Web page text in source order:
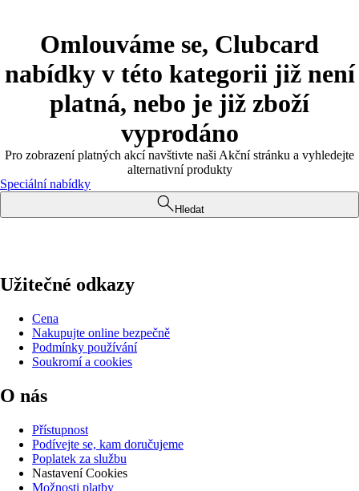
Omlouváme se, Clubcard
nabídky v této kategorii již není
platná, nebo je již zboží
vyprodáno
Pro zobrazení platných akcí navštivte naši Akční stránku a vyhledejte
alternativní produkty
Speciální nabídky
Hledat
Užitečné odkazy
Cena
Nakupujte online bezpečně
Podmínky používání
Soukromí a cookies
O nás
Přístupnost
Podívejte se, kam doručujeme
Poplatek za službu
Nastavení Cookies
Možnosti platby